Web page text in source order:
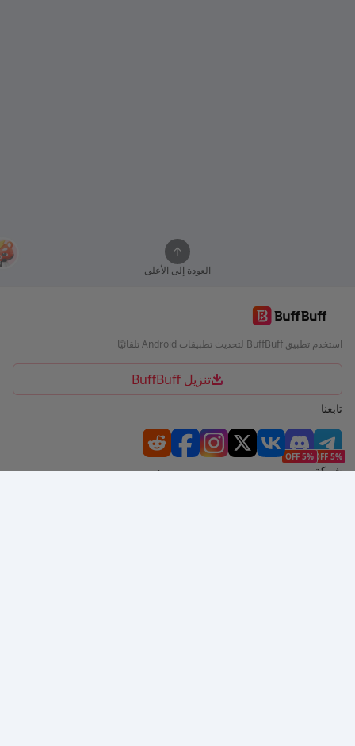
العودة إلى الأعلى
استخدم تطبيق BuffBuff لتحديث تطبيقات Android تلقائيًا
تنزيل BuffBuff
تابعنا
5% OFF
5% OFF
شركة مصدر